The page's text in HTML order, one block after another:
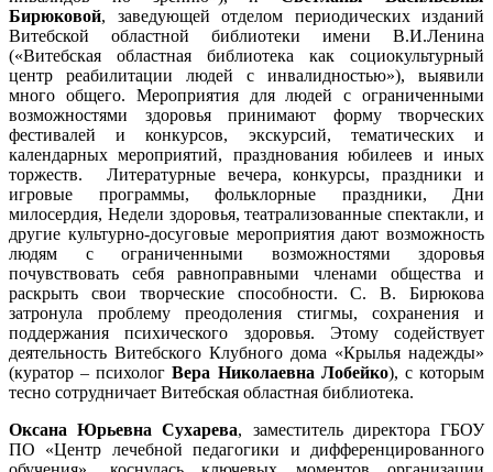
Бирюковой, заведующей отделом периодических изданий
Витебской областной библиотеки имени В.И.Ленина
(«Витебская областная библиотека как социокультурный
центр реабилитации людей с инвалидностью»), выявили
много общего. Мероприятия для людей с ограниченными
возможностями здоровья принимают форму творческих
фестивалей и конкурсов, экскурсий, тематических и
календарных мероприятий, празднования юбилеев и иных
торжеств. Литературные вечера, конкурсы, праздники и
игровые программы, фольклорные праздники, Дни
милосердия, Недели здоровья, театрализованные спектакли, и
другие культурно-досуговые мероприятия дают возможность
людям с ограниченными возможностями здоровья
почувствовать себя равноправными членами общества и
раскрыть свои творческие способности. С. В. Бирюкова
затронула проблему преодоления стигмы, сохранения и
поддержания психического здоровья. Этому содействует
деятельность Витебского Клубного дома «Крылья надежды»
(куратор – психологВера Николаевна Лобейко), с которым
тесно сотрудничает Витебская областная библиотека.
Оксана Юрьевна Сухарева, заместитель директора ГБОУ
ПО «Центр лечебной педагогики и дифференцированного